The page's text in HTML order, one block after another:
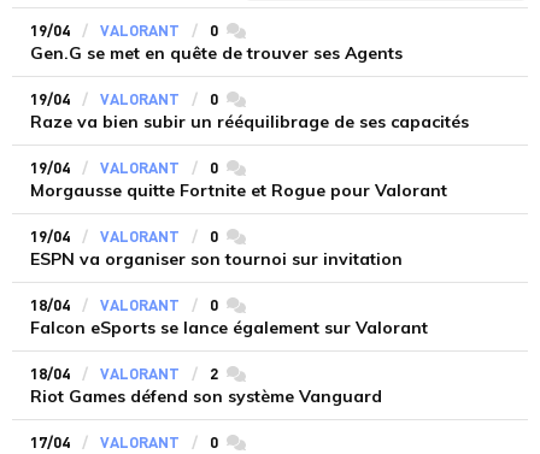
19/04 VALORANT 0 commentaires
Gen.G se met en quête de trouver ses Agents
19/04 VALORANT 0 commentaires
Raze va bien subir un rééquilibrage de ses capacités
19/04 VALORANT 0 commentaires
Morgausse quitte Fortnite et Rogue pour Valorant
19/04 VALORANT 0 commentaires
ESPN va organiser son tournoi sur invitation
18/04 VALORANT 0 commentaires
Falcon eSports se lance également sur Valorant
18/04 VALORANT 2 commentaires
Riot Games défend son système Vanguard
17/04 VALORANT 0 commentaires